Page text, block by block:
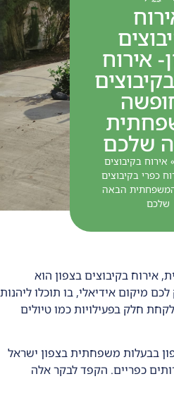
אירוח
שלכם
» אירוח בקיבוצים
כפרי בקיבוצים
הבאה
שלכם
בקיבוצים בצפון הוא
מיקום אידיאלי, בו תוכלו ליהנות
חלק בפעילויות כמו טיולים
בבעלות משפחתית בצפון ישראל
כפריים. הקפד לבקר אלה